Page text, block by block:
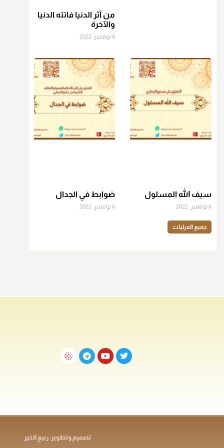
عامة الصحابة والفقهاء يفضلون إخراج صاع من البر أو التمر في
زكاة الفطر، ومنهم من جوّز العدول إلى الرز، ومنهم جوز إخراج
قيمة الصاع..فمن شق عليه إخراج الطعام هذه الأيام وأراد إخراج
القيمة فلا بأس ولا ينكر عليه
صراعهم مع متطلبات الحياة كبير
منذ 3 شهر
من آثر الدنيا فاتته الدنيا
والآخرة
6 نوفمبر، 2022
سيف الله المسلول
6 نوفمبر، 2022
ضوابط في الجدال
6 نوفمبر، 2022
جميع المرئيات
تصميم وتطوير: ربيع الخير